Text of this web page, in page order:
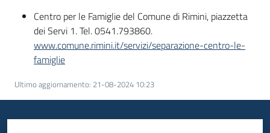
Centro per le Famiglie del Comune di Rimini, piazzetta
dei Servi 1. Tel. 0541.793860.
www.comune.rimini.it/servizi/separazione-centro-le-
famiglie
Ultimo aggiornamento: 21-08-2024 10:23